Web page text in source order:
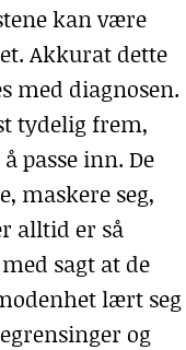
kan være
Akkurat dette
med diagnosen.
tydelig frem,
passe inn. De
maskere seg,
alltid er så
sagt at de
lært seg
og